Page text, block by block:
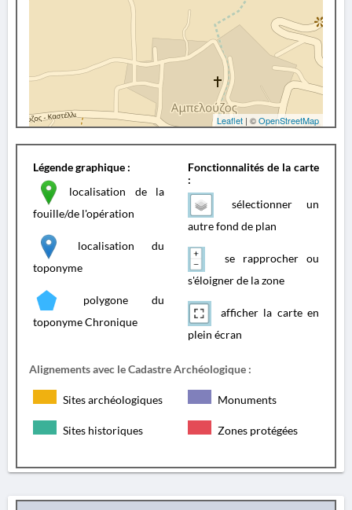
Leaflet | ©OpenStreetMap
Légende graphique :
localisation de la
fouille/de l'opération
localisation du
toponyme
polygone du
toponyme Chronique
Fonctionnalités de la carte
:
sélectionner un
autre fond de plan
se rapprocher ou
s'éloigner de la zone
afficher la carte en
plein écran
Alignements avec le Cadastre Archéologique :
Sites archéologiques Monuments
Sites historiques Zones protégées